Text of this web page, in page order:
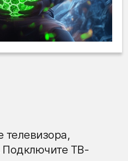
Подключите ТВ-